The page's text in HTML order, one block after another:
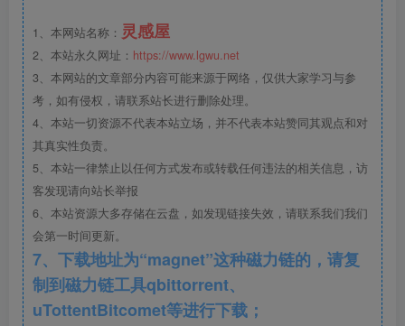
交通分析.png
1、本网站名称： 灵感屋
2、本站永久网址： https://www.lgwu.net
3、本网站的文章部分内容可能来源于网络，仅供大家学习与参
考，如有侵权，请联系站长进行删除处理。
4、本站一切资源不代表本站立场，并不代表本站赞同其观点和对
其真实性负责。
5、本站一律禁止以任何方式发布或转载任何违法的相关信息，访
客发现请向站长举报
6、本站资源大多存储在云盘，如发现链接失效，请联系我们我们
会第一时间更新。
7、下载地址为“magnet”这种磁力链的，请复
制到磁力链工具qbittorrent、
uTottentBitcomet等进行下载；